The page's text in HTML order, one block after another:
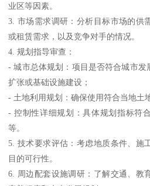
业区等因素。
3. 市场需求调研：分析目标市场的供
或租赁需求，以及竞争对手的情况。
4. 规划指导审查：
- 城市总体规划：项目是否符合城市
扩张或基础设施建设；
- 土地利用规划：确保使用符合当地土
- 控制性详细规划：具体规划指标符
等。
5. 技术要求评估：考虑地质条件、施
目的可行性。
6. 周边配套设施调研：了解交通、教